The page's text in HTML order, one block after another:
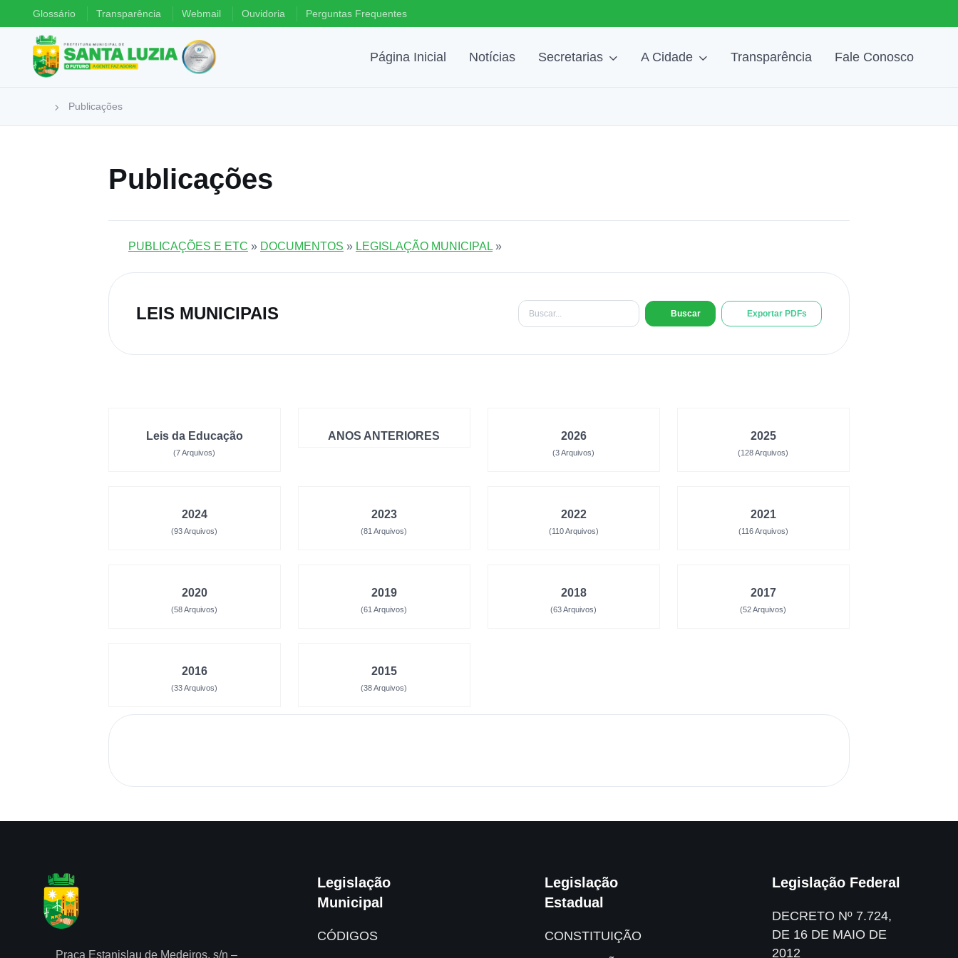
Glossário Transparência Webmail Ouvidoria Perguntas Frequentes
Página Inicial Notícias Secretarias A Cidade Transparência Fale Conosco
Publicações
Publicações
PUBLICAÇÕES E ETC » DOCUMENTOS » LEGISLAÇÃO MUNICIPAL»
LEIS MUNICIPAIS Buscar Exportar PDFs
Leis da Educação
(7 Arquivos)
ANOS ANTERIORES 2026
(3 Arquivos)
2025
(128 Arquivos)
2024
(93 Arquivos)
2023
(81 Arquivos)
2022
(110 Arquivos)
2021
(116 Arquivos)
2020
(58 Arquivos)
2019
(61 Arquivos)
2018
(63 Arquivos)
2017
(52 Arquivos)
2016
(33 Arquivos)
2015
(38 Arquivos)
Praça Estanislau de Medeiros, s/n –
Legislação
Municipal
CÓDIGOS
Legislação
Estadual
CONSTITUIÇÃO
Legislação Federal
DECRETO Nº 7.724,
DE 16 DE MAIO DE
2012